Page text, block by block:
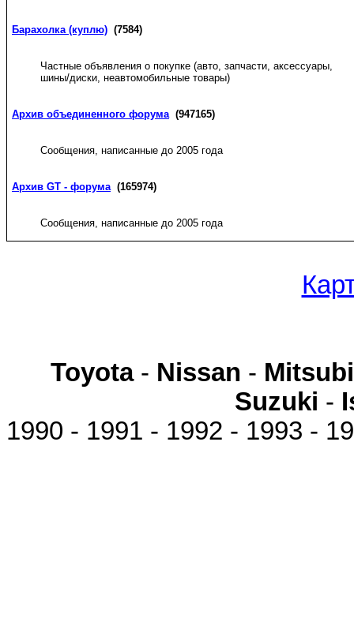
Барахолка (куплю) (7584)
Частные объявления о покупке (авто, запчасти, аксессуары,
шины/диски, неавтомобильные товары)
Архив объединенного форума (947165)
Сообщения, написанные до 2005 года
Архив GT - форума (165974)
Сообщения, написанные до 2005 года
Toyota- Nissan -
Suzuki -
1990 - 1991 - 1992 - 1993 -